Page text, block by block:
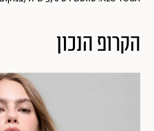
הקרופ הנכון